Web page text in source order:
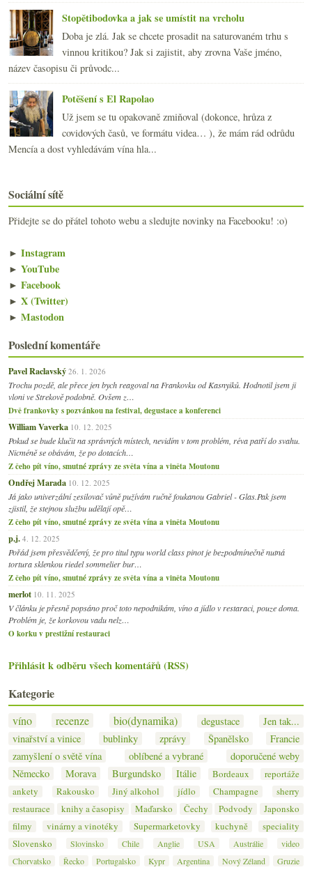
Stopětibodovka a jak se umístit na vrcholu
Doba je zlá. Jak se chcete prosadit na saturovaném trhu s
vinnou kritikou? Jak si zajistit, aby zrovna Vaše jméno,
název časopisu či průvodc...
Potěšení s El Rapolao
Už jsem se tu opakovaně zmiňoval (dokonce, hrůza z
covidových časů, ve formátu videa… ), že mám rád odrůdu
Mencía a dost vyhledávám vína hla...
Sociální sítě
Přidejte se do přátel tohoto webu a sledujte novinky na Facebooku! :o)
► Instagram
► YouTube
► Facebook
► X (Twitter)
► Mastodon
Poslední komentáře
Pavel Raclavský 26. 1. 2026
Trochu pozdě, ale přece jen bych reagoval na Frankovku od Kasnyiků. Hodnotil jsem ji
vloni ve Strekově podobně. Ovšem z…
Dvě frankovky s pozvánkou na festival, degustace a konferenci
William Vaverka 10. 12. 2025
Pokud se bude klučit na správných místech, nevidím v tom problém, réva patří do svahu.
Nicméně se obávám, že po dotacích…
Z čeho pít víno, smutné zprávy ze světa vína a viněta Moutonu
Ondřej Marada 10. 12. 2025
Já jako univerzální zesilovač vůně pužívám ručně foukanou Gabriel - Glas.Pak jsem
zjistil, že stejnou službu udělají opě…
Z čeho pít víno, smutné zprávy ze světa vína a viněta Moutonu
p.j. 4. 12. 2025
Pořád jsem přesvědčený, že pro titul typu world class pinot je bezpodmínečně nutná
tortura sklenkou riedel sommelier bur…
Z čeho pít víno, smutné zprávy ze světa vína a viněta Moutonu
merlot 10. 11. 2025
V článku je přesně popsáno proč toto nepodnikám, víno a jídlo v restaraci, pouze doma.
Problém je, že korkovou vadu nelz…
O korku v prestižní restauraci
Přihlásit k odběru všech komentářů (RSS)
Kategorie
víno recenze bio(dynamika) degustace
Jen tak...
vinařství a vinice
bublinky zprávy Španělsko
Francie
zamyšlení o světě vína
oblíbené a vybrané
doporučené weby
Německo
Morava Burgundsko Itálie Bordeaux
reportáže
ankety
Rakousko Jiný alkohol jídlo Champagne
sherry
restaurace
knihy a časopisy Maďarsko Čechy Podvody
Japonsko
filmy
vinárny a vinotéky Supermarketovky kuchyně
speciality
Slovensko
Slovinsko Chile Anglie USA Austrálie
video
Chorvatsko
Řecko Portugalsko Kypr Argentina Nový Zéland Gruzie